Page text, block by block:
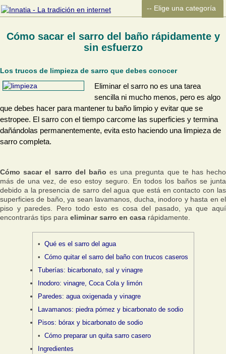
Cómo sacar el sarro del baño rápidamente y
sin esfuerzo
Los trucos de limpieza de sarro que debes conocer
Eliminar el sarro no es una tarea
sencilla ni mucho menos, pero es algo
que debes hacer para mantener tu baño limpio y evitar que se
estropee. El sarro con el tiempo carcome las superficies y termina
dañándolas permanentemente, evita esto haciendo una limpieza de
sarro completa.
Cómo sacar el sarro del baño es una pregunta que te has hecho
más de una vez, de eso estoy seguro. En todos los baños se junta
debido a la presencia de sarro del agua que está en contacto con las
superficies de baño, ya sean lavamanos, ducha, inodoro y hasta en el
piso y paredes. Pero todo esto es cosa del pasado, ya que aquí
encontrarás tips para eliminar sarro en casa rápidamente.
Qué es el sarro del agua
Cómo quitar el sarro del baño con trucos caseros
Tuberías: bicarbonato, sal y vinagre
Inodoro: vinagre, Coca Cola y limón
Paredes: agua oxigenada y vinagre
Lavamanos: piedra pómez y bicarbonato de sodio
Pisos: bórax y bicarbonato de sodio
Cómo preparar un quita sarro casero
Ingredientes